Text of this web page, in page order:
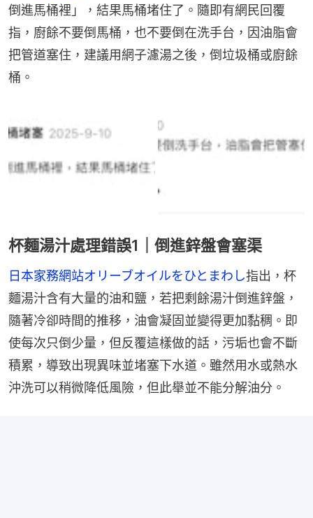
倒進馬桶裡」，結果馬桶堵住了。隨即有網民回覆
指，廚餘不要倒馬桶，也不要倒在洗手台，因油脂會
把管道塞住，建議用網子濾湯之後，倒垃圾桶或廚餘
桶。
杯麵湯汁處理錯誤1｜倒進鋅盤會塞渠
日本家務網站オリーブオイルをひとまわし指出，杯
麵湯汁含有大量的油和鹽，若把剩餘湯汁倒進鋅盤，
隨著冷卻時間的推移，油會凝固並變得更加黏稠。即
使每次只倒少量，但反覆這樣做的話，污垢也會不斷
積累，導致出現異味並堵塞下水道。雖然用水或熱水
沖洗可以稍微降低風險，但此舉並不能分解油分。